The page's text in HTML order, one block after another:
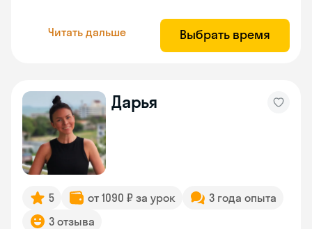
Читать дальше Выбрать время
Дарья
5 от 1090 ₽ за урок
3 года опыта
3 отзыва